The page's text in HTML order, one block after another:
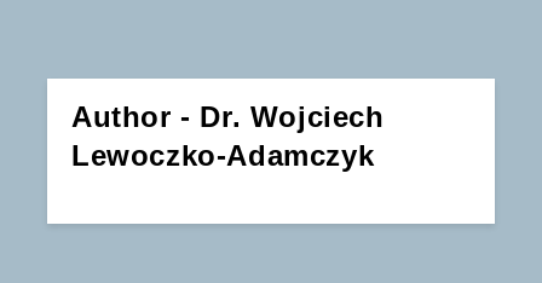
Author - Dr. Wojciech
Lewoczko-Adamczyk